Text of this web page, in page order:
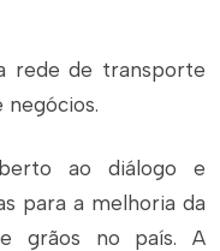
rede de transporte
ao diálogo e
para a melhoria da
grãos no país. A